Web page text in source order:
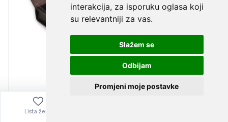
interakcija, za isporuku oglasa koji
su relevantniji za vas.
Slažem se
Odbijam
Promjeni moje postavke
Lista želja